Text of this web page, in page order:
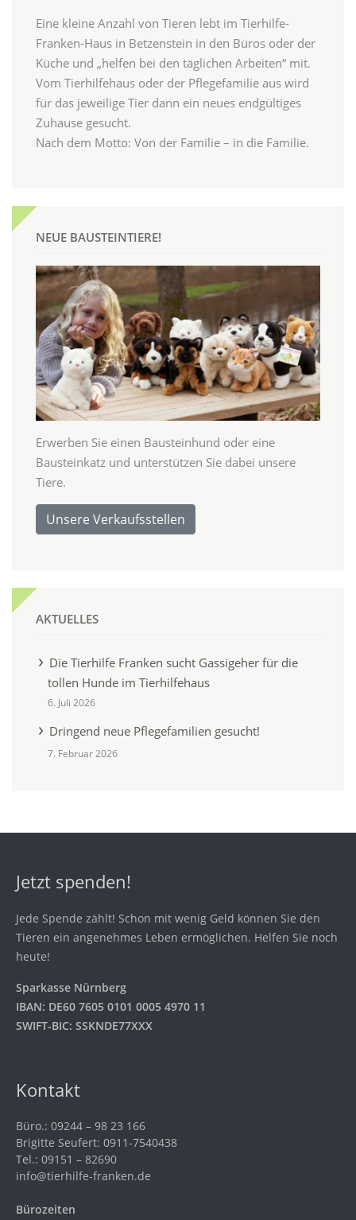
Eine kleine Anzahl von Tieren lebt im Tierhilfe-
Franken-Haus in Betzenstein in den Büros oder der
Küche und „helfen bei den täglichen Arbeiten“ mit.
Vom Tierhilfehaus oder der Pflegefamilie aus wird
für das jeweilige Tier dann ein neues endgültiges
Zuhause gesucht.
Nach dem Motto: Von der Familie – in die Familie.
NEUE BAUSTEINTIERE!
Erwerben Sie einen Bausteinhund oder eine
Bausteinkatz und unterstützen Sie dabei unsere
Tiere.
Unsere Verkaufsstellen
AKTUELLES
Die Tierhilfe Franken sucht Gassigeher für die
tollen Hunde im Tierhilfehaus
6. Juli 2026
Dringend neue Pflegefamilien gesucht!
7. Februar 2026
Jetzt spenden!
Jede Spende zählt! Schon mit wenig Geld können Sie den
Tieren ein angenehmes Leben ermöglichen. Helfen Sie noch
heute!
Sparkasse Nürnberg
IBAN: DE60 7605 0101 0005 4970 11
SWIFT-BIC: SSKNDE77XXX
Kontakt
Büro.: 09244 – 98 23 166
Brigitte Seufert: 0911-7540438
Tel.: 09151 – 82690
info@tierhilfe-franken.de
Bürozeiten